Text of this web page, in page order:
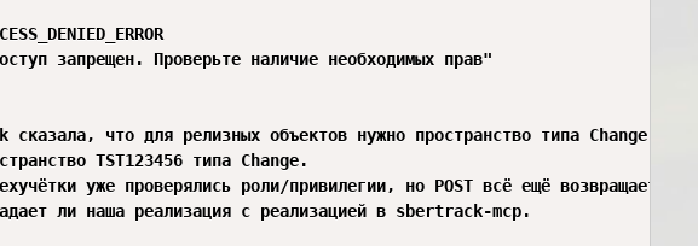
запрещен. Проверьте наличие необходимых прав"
сказала, что для релизных объектов нужно пространство типа Change.
TST123456 типа Change.
уже проверялись роли/привилегии, но POST всё ещё возвращает 403.
ли наша реализация с реализацией в sbertrack-mcp.